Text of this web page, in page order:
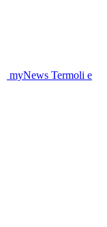
myNews Termoli e